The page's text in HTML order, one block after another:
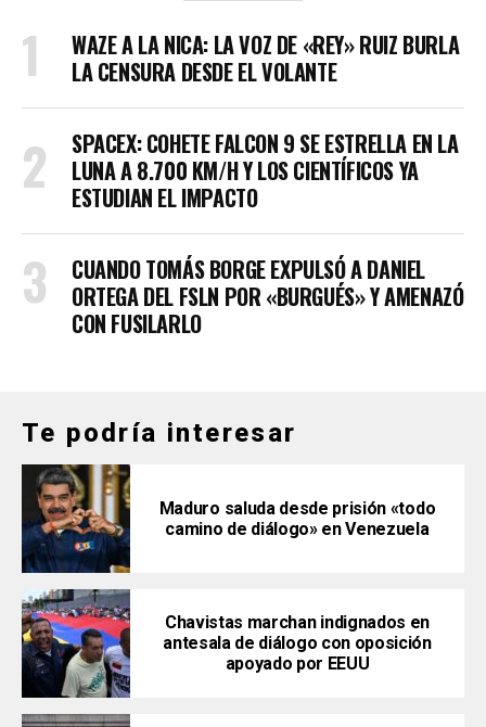
WAZE A LA NICA: LA VOZ DE «REY» RUIZ BURLA
LA CENSURA DESDE EL VOLANTE
SPACEX: COHETE FALCON 9 SE ESTRELLA EN LA
LUNA A 8.700 KM/H Y LOS CIENTÍFICOS YA
ESTUDIAN EL IMPACTO
CUANDO TOMÁS BORGE EXPULSÓ A DANIEL
ORTEGA DEL FSLN POR «BURGUÉS» Y AMENAZÓ
CON FUSILARLO
Te podría interesar
Maduro saluda desde prisión «todo
camino de diálogo» en Venezuela
Chavistas marchan indignados en
antesala de diálogo con oposición
apoyado por EEUU